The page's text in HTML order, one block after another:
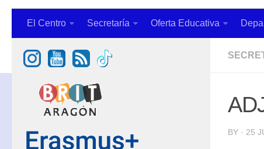
El Centro Secretaría Oferta Educativa
BY · 25